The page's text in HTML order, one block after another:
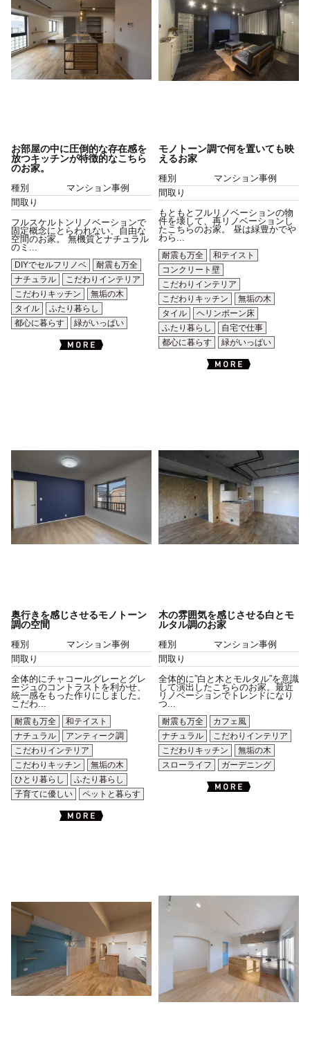
お部屋の中に圧倒的な存在感を
放つキッチンが特徴的なこちら
のお家。
種別
マンション事例
間取り
フルスケルトンリノベーションで
固定概念にとらわれない、自由な
空間のお家。 無機質とナチュラル
のミ...
DIYでセルフリノベ
耐震も万全
ナチュラル
こだわりインテリア
こだわりキッチン
無垢の木
タイル
ふたり暮らし
都心に暮らす
緑がいっぱい
モノトーン調で何を置いても映
えるお家
種別
マンション事例
間取り
もともとフルリノベーションの物
件を壊して、再リノベーションし
たこちらのお家。 昼は緑豊かでや
わら...
耐震も万全
和テイスト
コンクリート壁
こだわりインテリア
こだわりキッチン
無垢の木
タイル
ヘリンボーン床
ふたり暮らし
自宅で仕事
都心に暮らす
緑がいっぱい
奥行きを感じさせるモノトーン
調の空間
種別
マンション事例
間取り
全体的にチャコールグレーとグレ
ージュのコントラストを利かせ、
統一感をもった作りにしました。
こだわ...
耐震も万全
和テイスト
ナチュラル
アンティーク調
こだわりインテリア
こだわりキッチン
無垢の木
ひとり暮らし
ふたり暮らし
子育てに優しい
ペットと暮らす
木の雰囲気を感じさせる白とモ
ルタル調のお家
種別
マンション事例
間取り
全体的に”白と木とモルタル”を意識
して演出したこちらのお家。最近
リノベーションでトレンドになり
つ...
耐震も万全
カフェ風
ナチュラル
こだわりインテリア
こだわりキッチン
無垢の木
スローライフ
ガーデニング